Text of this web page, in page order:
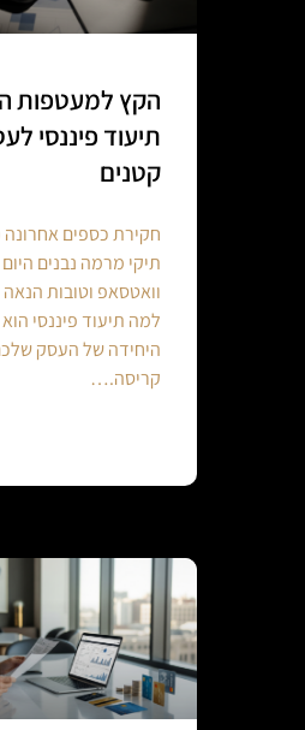
הקץ למעטפות
תיעוד פיננסי
קטנים
חקירת כספים אחרונה
תיקי מרמה נבנים
וואטסאפ וטובות
למה תיעוד פיננסי
היחידה של העסק
קריסה.…